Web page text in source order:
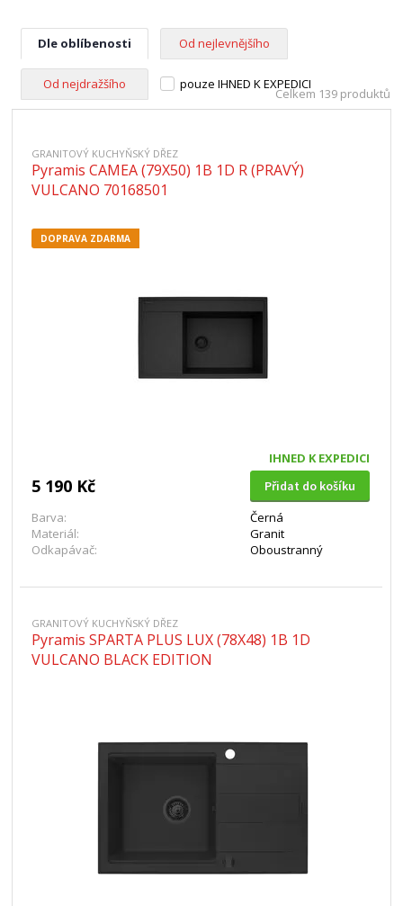
Dle oblíbenosti Od nejlevnějšího
Od nejdražšího pouze IHNED K EXPEDICI
Celkem 139 produktů
GRANITOVÝ KUCHYŇSKÝ DŘEZ
Pyramis CAMEA (79X50) 1B 1D R (PRAVÝ)
VULCANO 70168501
DOPRAVA ZDARMA
IHNED K EXPEDICI
5 190 Kč
Přidat do košíku
Barva:
Černá
Materiál:
Granit
Odkapávač:
Oboustranný
GRANITOVÝ KUCHYŇSKÝ DŘEZ
Pyramis SPARTA PLUS LUX (78X48) 1B 1D
VULCANO BLACK EDITION